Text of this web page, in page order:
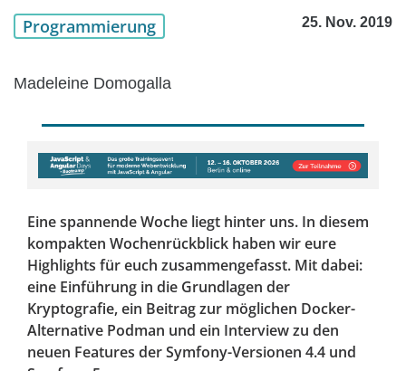
Programmierung 25. Nov. 2019
Madeleine Domogalla
Eine spannende Woche liegt hinter uns. In diesem
kompakten Wochenrückblick haben wir eure
Highlights für euch zusammengefasst. Mit dabei:
eine Einführung in die Grundlagen der
Kryptografie, ein Beitrag zur möglichen Docker-
Alternative Podman und ein Interview zu den
neuen Features der Symfony-Versionen 4.4 und